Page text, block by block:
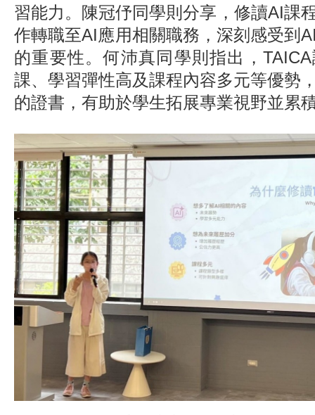
習能力。陳冠伃同學則分享，修讀AI課
作轉職至AI應用相關職務，深刻感受到
的重要性。何沛真同學則指出，
課、學習彈性高及課程內容多元等優勢
的證書，有助於學生拓展專業視野並累